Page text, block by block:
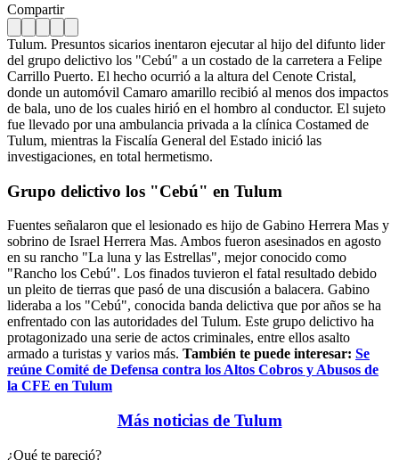
Compartir
Tulum. Presuntos sicarios inentaron ejecutar al hijo del difunto lider
del grupo delictivo los "Cebú" a un costado de la carretera a Felipe
Carrillo Puerto. El hecho ocurrió a la altura del Cenote Cristal,
donde un automóvil Camaro amarillo recibió al menos dos impactos
de bala, uno de los cuales hirió en el hombro al conductor. El sujeto
fue llevado por una ambulancia privada a la clínica Costamed de
Tulum, mientras la Fiscalía General del Estado inició las
investigaciones, en total hermetismo.
Grupo delictivo los "Cebú" en Tulum
Fuentes señalaron que el lesionado es hijo de Gabino Herrera Mas y
sobrino de Israel Herrera Mas. Ambos fueron asesinados en agosto
en su rancho "La luna y las Estrellas", mejor conocido como
"Rancho los Cebú". Los finados tuvieron el fatal resultado debido
un pleito de tierras que pasó de una discusión a balacera. Gabino
lideraba a los "Cebú", conocida banda delictiva que por años se ha
enfrentado con las autoridades del Tulum. Este grupo delictivo ha
protagonizado una serie de actos criminales, entre ellos asalto
armado a turistas y varios más. También te puede interesar: Se
reúne Comité de Defensa contra los Altos Cobros y Abusos de
la CFE en Tulum
Más noticias de Tulum
¿Qué te pareció?